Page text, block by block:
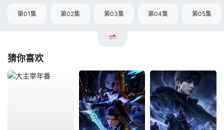
第01集 第02集 第03集 第04集 第05集
猜你喜欢